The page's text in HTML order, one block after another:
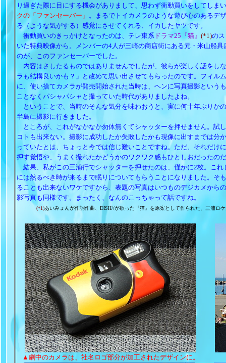
り過ぎた際に目にする機会がありまして、思わず衝動買いをしてしま
クの「ファンセーバー」 。まるでトイカメラのような遊び心のあるデ
る（ような気がする）感覚にさせてくれる、イカしたヤツです。
衝動買いのきっかけとなったのは、テレ東系 ドラマ25『猫』 (*1)の
いた特典映像から。メンバーの4人が三崎の商店街にある元・米山船
のが、このファンセーバーでした。
内容はさしたるものではありませんでしたが、彼らが楽しく話をし
ラも結構良いかも？」と改めて思い出させてもらったのです。フィル
に、使い捨てカメラが発売開始された当時は、ヘンに写真撮影という
ことなくパシャパシャと撮っていた時代がありましたよね。
ということで、当時のそんな気分を味わおうと、実に何十年ぶりか
半島に撮影に行きました。
ところが、これがなかなか勿体無くてシャッターを押せません。試
コトも出来ない。撮影に成功したか失敗したかも現像に出すまでは分
っていたとは、ちょっと今では信じ難いことですね。ただ、それだけ
押す覚悟や、うまく撮れたかどうかのワクワク感もひとしおだったの
結果、私がこの三浦行でシャッターを押せたのは、僅かに2枚。こ
には然るべき時が来るまで眠りについてもらうことになりました。そ
ることも出来ないワケですから、表題の写真はいつものデジカメから
影写真も同様です。まったく、なんのこっちゃって話ですね。
(*1)あいみょんが作詞作曲、DISH//が歌った『猫』を原案として作られた、三浦ロ
▲ 劇中のカメラは、社名ロゴ部分が加工されたデザインに。